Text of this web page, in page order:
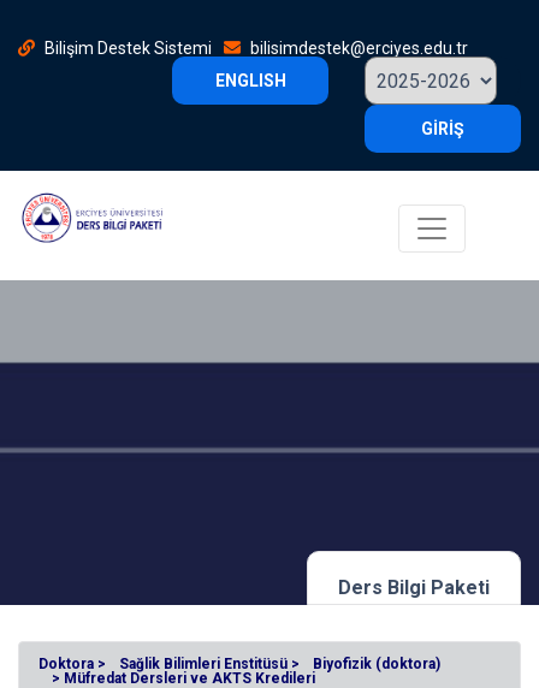
Bilişim Destek Sistemi
bilisimdestek@erciyes.edu.tr
ENGLISH
GİRİŞ
Ders Bilgi Paketi
Doktora > Sağlik Bilimleri Enstitüsü >
Biyofizik (doktora)
> Müfredat Dersleri ve AKTS Kredileri